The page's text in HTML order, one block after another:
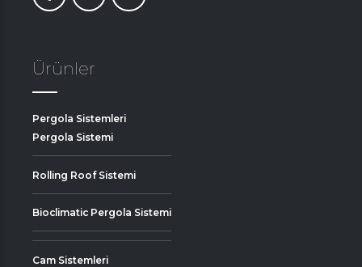
Ürünler
Pergola Sistemleri
Pergola Sistemi
Rolling Roof Sistemi
Bioclimatic Pergola Sistemi
Cam Sistemleri